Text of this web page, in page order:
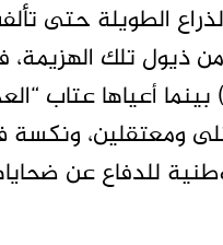
الطويلة حتى
من ذيول تلك
أعياها عتاب
ومعتقلين،
للدفاع عن